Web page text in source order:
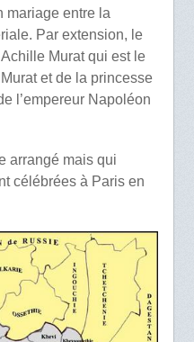
mariage entre la
Par extension, le
Murat qui est le
et de la princesse
l’empereur Napoléon
arrangé mais qui
célébrées à Paris en